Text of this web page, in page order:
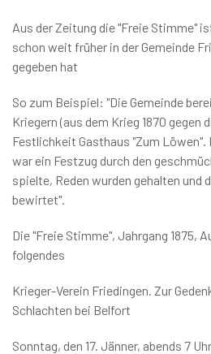
Aus der Zeitung die "Freie Stimme"
schon weit früher in der Gemeinde
gegeben hat
So zum Beispiel: "Die Gemeinde
Kriegern (aus dem Krieg 1870 gegen
Festlichkeit Gasthaus "Zum
war ein Festzug durch den
spielte, Reden wurden gehalten und
bewirtet".
Die "Freie Stimme", Jahrgang 1875,
folgendes
Krieger-Verein Friedingen. Zur
Schlachten bei Belfort
Sonntag, den 17. Jänner, abends 7